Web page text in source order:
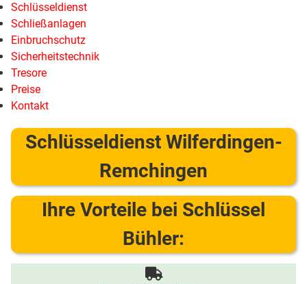
Schlüsseldienst
Schließanlagen
Einbruchschutz
Sicherheitstechnik
Tresore
Preise
Kontakt
Schlüsseldienst Wilferdingen-
Remchingen
Ihre Vorteile bei Schlüssel
Bühler: